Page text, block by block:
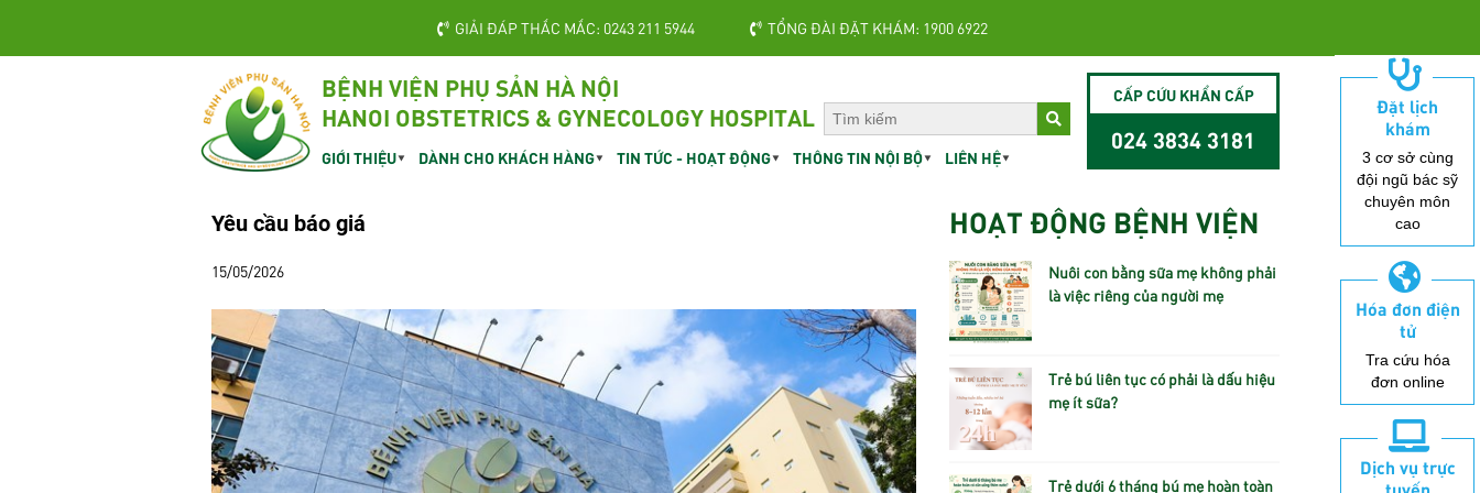
GIẢI ĐÁP THẮC MẮC: 0243 211 5944 TỔNG ĐÀI ĐẶT KHÁM: 1900 6922
BỆNH VIỆN PHỤ SẢN HÀ NỘI
HANOI OBSTETRICS & GYNECOLOGY HOSPITAL
GIỚI THIỆU DÀNH CHO KHÁCH HÀNG TIN TỨC - HOẠT ĐỘNG THÔNG TIN NỘI BỘ LIÊN HỆ
CẤP CỨU KHẨN CẤP
024 3834 3181
Yêu cầu báo giá
15/05/2026
HOẠT ĐỘNG BỆNH VIỆN
Nuôi con bằng sữa mẹ không phải
là việc riêng của người mẹ
Trẻ bú liên tục có phải là dấu hiệu
mẹ ít sữa?
Trẻ dưới 6 tháng bú mẹ hoàn toàn
Đặt lịch
khám
3 cơ sở cùng
đội ngũ bác sỹ
chuyên môn
cao
Hóa đơn điện
tử
Tra cứu hóa
đơn online
Dịch vụ trực
tuyến